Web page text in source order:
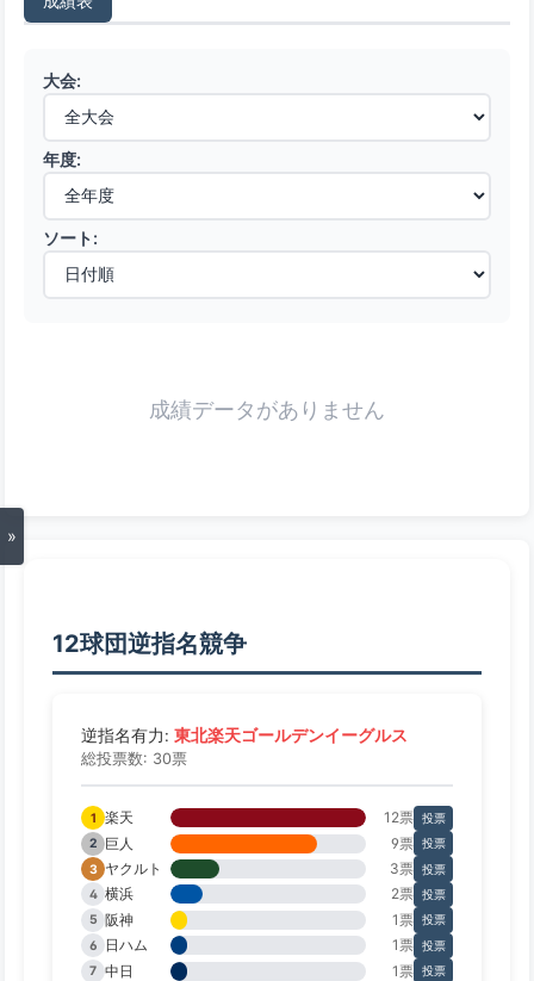
»
大会:
年度:
ソート:
成績データがありません
12球団逆指名競争
逆指名有力: 東北楽天ゴールデンイーグルス
総投票数: 30票
1 楽天 12票 投票
2
巨人 9票 投票
3 ヤクルト 3票 投票
4 横浜 2票 投票
5 阪神 1票 投票
6
日ハム 1票 投票
7 中日 1票 投票